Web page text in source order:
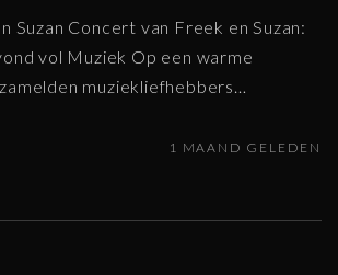
Suzan Concert van Freek en Suzan:
vol Muziek Op een warme
muziekliefhebbers
1 MAAND GELEDEN